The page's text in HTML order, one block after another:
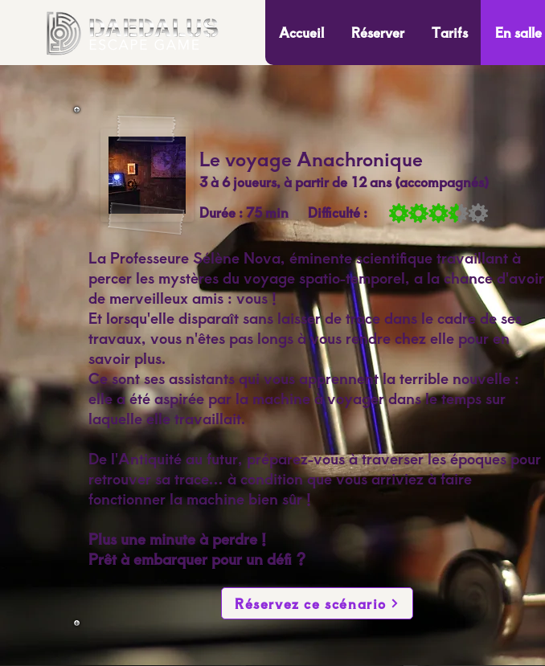
Accueil Réserver Tarifs En salle
Le voyage Anachronique
3 à 6 joueurs, à partir de 12 ans (accompagnés)
Durée : 75 min Difficulté :
La Professeure Sélène Nova, éminente scientifique travaillant à
percer les mystères du voyage spatio-temporel, a la chance d'avoir
de merveilleux amis : vous !
Et lorsqu'elle disparaît sans laisser de trace dans le cadre de ses
travaux, vous n'êtes pas longs à vous rendre chez elle pour en
savoir plus.
Ce sont ses assistants qui vous apprennent la terrible nouvelle :
elle a été aspirée par la machine à voyager dans le temps sur
laquelle elle travaillait.
De l'Antiquité au futur, préparez-vous à traverser les époques pour
retrouver sa trace... à condition que vous arriviez à faire
fonctionner la machine bien sûr !
Plus une minute à perdre !
Prêt à embarquer pour un défi ?
Réservez ce scénario